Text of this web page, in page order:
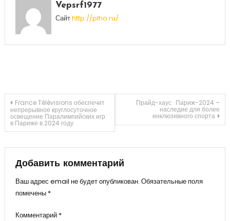
Vepsrf1977
Сайтhttp://plho.ru/
Навигация
по
записям
France Télévisions обеспечит
непрерывное круглосуточное
освещение Паралимпийских игр
в Париже в 2024 году
Прайд-хаус · Париж-2024 –
наследие для более
инклюзивного спорта
Добавить комментарий
Ваш адрес email не будет опубликован. Обязательные поля
помечены *
Комментарий *